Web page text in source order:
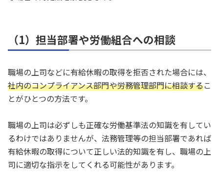
（1）担当部署や労働組合への相談
職場の上司などに有給休暇の取得を拒否された場合には、
社内のコンプライアンス部門や労務管理部門に相談するこ
とがひとつの方法です。
職場の上司は必ずしも正確な労働基準法の知識を有してい
るわけではありませんが、法務管理等の担当部署であれば
有給休暇の取得について正しい法的知識を有し、職場の上
司に適切な指示をしてくれる可能性があります。